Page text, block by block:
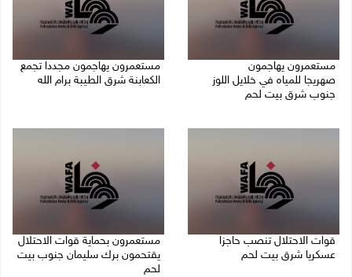
مستعمرون يهاجمون
صهريجا للمياه في خلايل اللوز
جنوب شرق بيت لحم
مستعمرون يهاجمون مجددا تجمع
الكعابنة شرق الطيبة برام الله
قوات الاحتلال تنصب حاجزا
عسكريا شرق بيت لحم
مستعمرون بحماية قوات الاحتلال
يقتحمون برك سليمان جنوب بيت
لحم